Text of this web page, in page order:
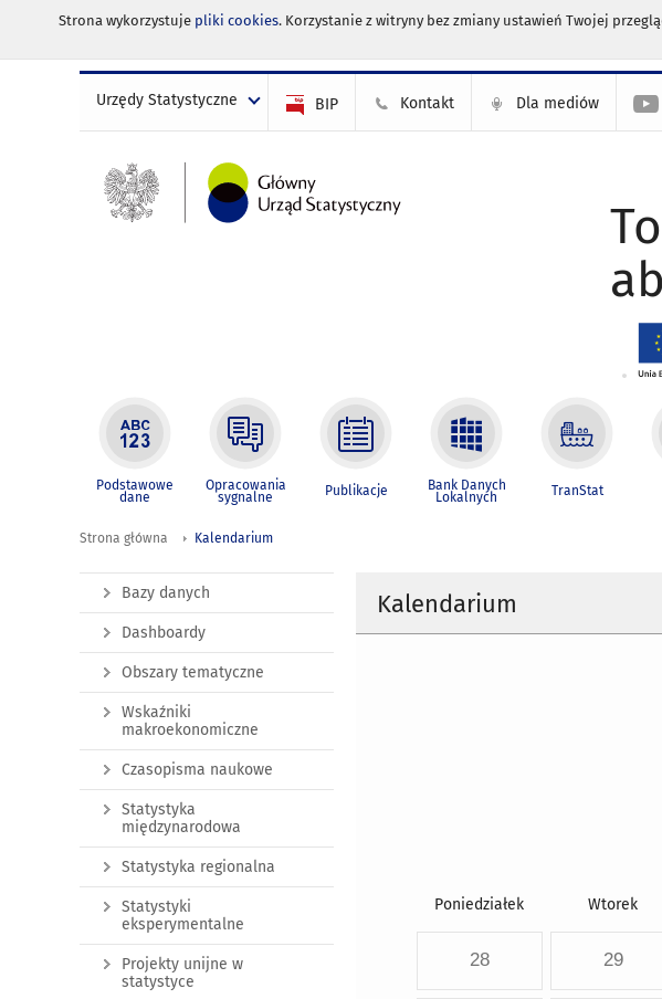
Strona wykorzystuje pliki cookies. Korzystanie z witryny bez zmiany ustawień Twojej
Urzędy Statystyczne BIP Kontakt Dla mediów
Podstawowe
dane
Opracowania
sygnalne Publikacje Bank Danych
Lokalnych TranStat
Strona główna Kalendarium
Kalendarium
Poniedziałek Wtorek
28 29
Bazy danych
Dashboardy
Obszary tematyczne
Wskaźniki
makroekonomiczne
Czasopisma naukowe
Statystyka
międzynarodowa
Statystyka regionalna
Statystyki
eksperymentalne
Projekty unijne w
statystyce